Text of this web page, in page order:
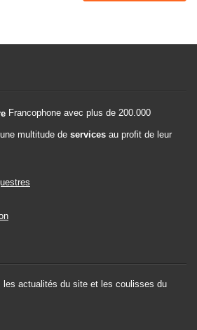
Francophone avec plus de 200.000
multitude de services au profit de leur
, les actualités du site et les coulisses du